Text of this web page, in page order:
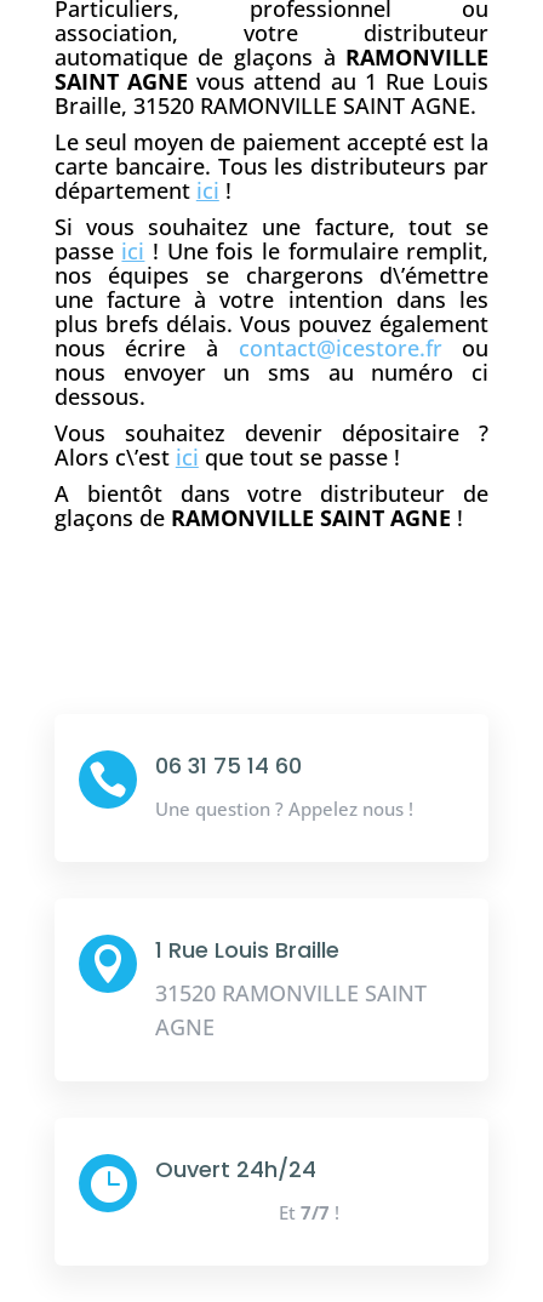
Particuliers, professionnel ou
association, votre distributeur
automatique de glaçons à RAMONVILLE
SAINT AGNE vous attend au 1 Rue Louis
Braille, 31520 RAMONVILLE SAINT AGNE.
Le seul moyen de paiement accepté est la
carte bancaire. Tous les distributeurs par
département ici !
Si vous souhaitez une facture, tout se
passe ici ! Une fois le formulaire remplit,
nos équipes se chargerons d\’émettre
une facture à votre intention dans les
plus brefs délais. Vous pouvez également
nous écrire à contact@icestore.frou
nous envoyer un sms au numéro ci
dessous.
Vous souhaitez devenir dépositaire ?
Alors c\’est ici que tout se passe !
A bientôt dans votre distributeur de
glaçons de RAMONVILLE SAINT AGNE !
 06 31 75 14 60
Une question ? Appelez nous !
 1 Rue Louis Braille
31520 RAMONVILLE SAINT
AGNE
 Ouvert 24h/24
Et7/7 !